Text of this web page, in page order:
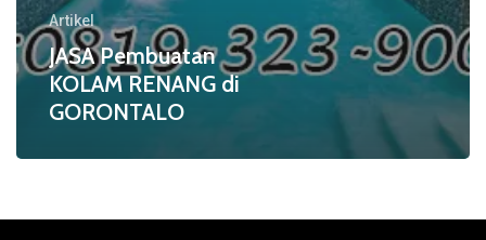
Artikel
JASA Pembuatan
KOLAM RENANG di
GORONTALO